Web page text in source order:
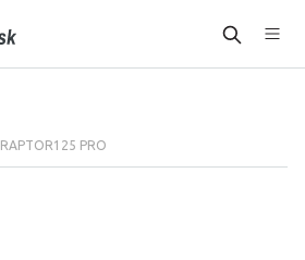
RAPTOR125 PRO